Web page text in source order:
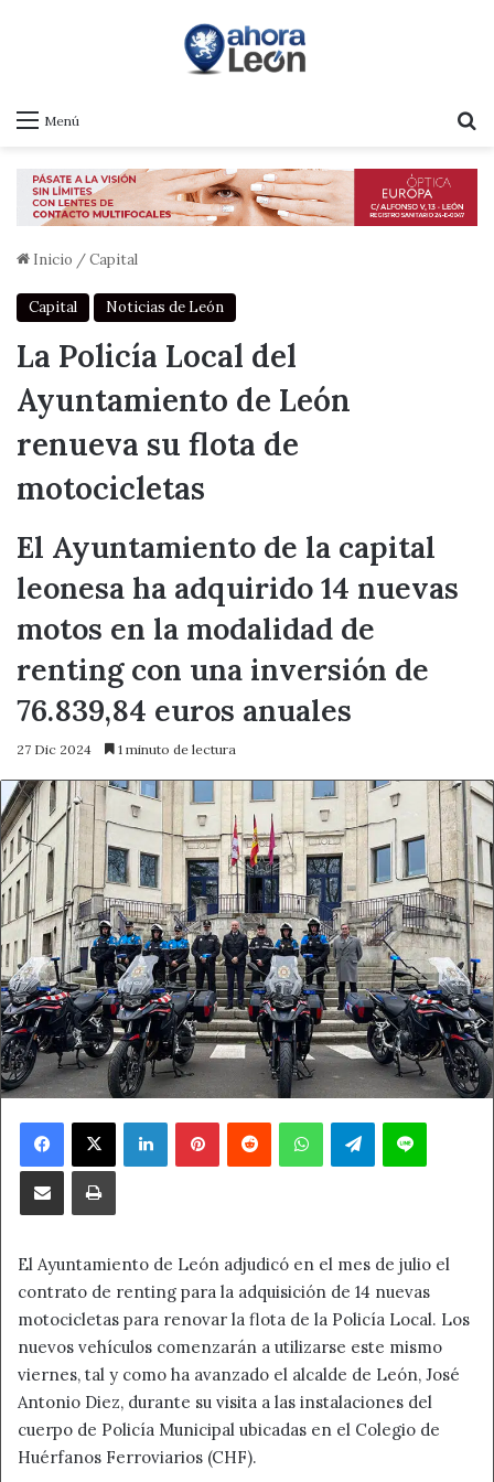
Menú
Inicio /Capital
Capital Noticias de León
La Policía Local del
Ayuntamiento de León
renueva su flota de
motocicletas
El Ayuntamiento de la capital
leonesa ha adquirido 14 nuevas
motos en la modalidad de
renting con una inversión de
76.839,84 euros anuales
27 Dic 2024 1 minuto de lectura
Facebook
X LinkedInPinterestReddit WhatsAppTelegramLine
Compartir por correo electrónicoImprimir
El Ayuntamiento de León adjudicó en el mes de julio el
contrato de renting para la adquisición de 14 nuevas
motocicletas para renovar la flota de la Policía Local. Los
nuevos vehículos comenzarán a utilizarse este mismo
viernes, tal y como ha avanzado el alcalde de León, José
Antonio Diez, durante su visita a las instalaciones del
cuerpo de Policía Municipal ubicadas en el Colegio de
Huérfanos Ferroviarios (CHF).